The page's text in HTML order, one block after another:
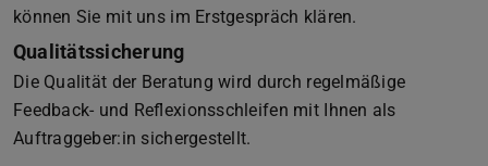
können Sie mit uns im Erstgespräch klären.
Qualitätssicherung
Die Qualität der Beratung wird durch regelmäßige
Feedback- und Reflexionsschleifen mit Ihnen als
Auftraggeber:in sichergestellt.